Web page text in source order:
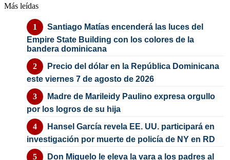
Más leídas
Santiago Matías encenderá las luces del
Empire State Building con los colores de la
bandera dominicana
Precio del dólar en la República Dominicana
este viernes 7 de agosto de 2026
Madre de Marileidy Paulino expresa orgullo
por los logros de su hija
Hansel García revela EE. UU. participará en
investigación por muerte de policía de NY en RD
Don Miguelo le eleva la vara a los padres al